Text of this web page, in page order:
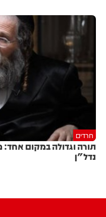
חרדים
תורה וגדולה במקום אחד:
נדל"ן